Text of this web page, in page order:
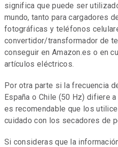
significa que puede ser
mundo, tanto para cargadores
fotográficas y teléfonos
convertidor/transformador de
conseguir en Amazon.es o en
artículos eléctricos.
Por otra parte si la frecuencia
España o Chile (50 Hz) difiere
es recomendable que los
cuidado con los secadores de
Si consideras que la